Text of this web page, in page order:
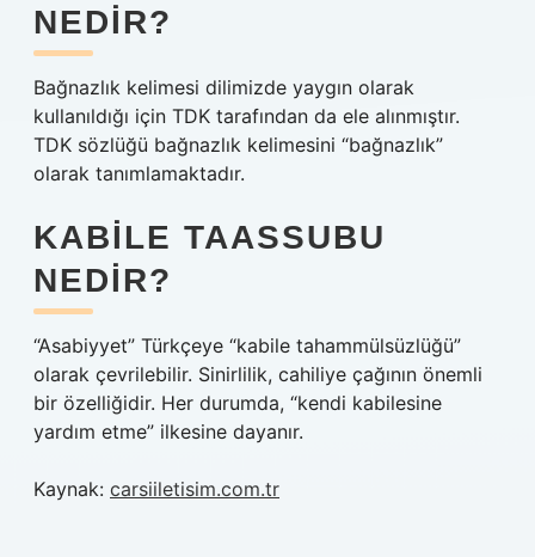
NEDIR?
Bağnazlık kelimesi dilimizde yaygın olarak
kullanıldığı için TDK tarafından da ele alınmıştır.
TDK sözlüğü bağnazlık kelimesini “bağnazlık”
olarak tanımlamaktadır.
KABILE TAASSUBU
NEDIR?
“Asabiyyet” Türkçeye “kabile tahammülsüzlüğü”
olarak çevrilebilir. Sinirlilik, cahiliye çağının önemli
bir özelliğidir. Her durumda, “kendi kabilesine
yardım etme” ilkesine dayanır.
Kaynak: carsiiletisim.com.tr